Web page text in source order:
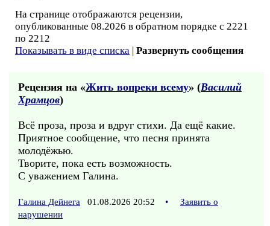
На странице отображаются рецензии,
опубликованные 08.2026 в обратном порядке с 2221
по 2212
Показывать в виде списка | Развернуть сообщения
Рецензия на «Жить вопреки всему» (Василий
Храмцов)
Всё проза, проза и вдруг стихи. Да ещё какие.
Приятное сообщение, что песня принята
молодёжью.
Творите, пока есть возможность.
С уважением Галина.
Галина Дейнега 01.08.2026 20:52 •
Заявить о
нарушении